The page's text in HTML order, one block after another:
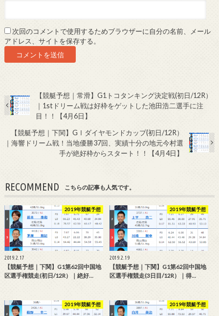
次回のコメントで使用するためブラウザーに自分の名前、メール
アドレス、サイトを保存する。
【競艇予想｜常滑】G1トコタンキング決定戦(初日/12R）
｜1stドリーム戦は好枠をゲットした池田浩二選手に注
目！！【4月6日】
【競艇予想｜下関】GⅠダイヤモンドカップ(初日/12R）
｜海響ドリーム戦！当地優勝37回、実績十分の地元今村選
手が絶好枠からスタート！！【4月4日】
RECOMMEND こちらの記事も人気です。
2019年競艇予想
2019.2.17
【競艇予想｜下関】G1第62回中国地
区選手権競走(初日/12R）｜絶好…
2019年競艇予想
2019.2.19
【競艇予想｜下関】G1第62回中国地
区選手権競走(3日目/12R）｜得…
2019年競艇予想 2019年競艇予想